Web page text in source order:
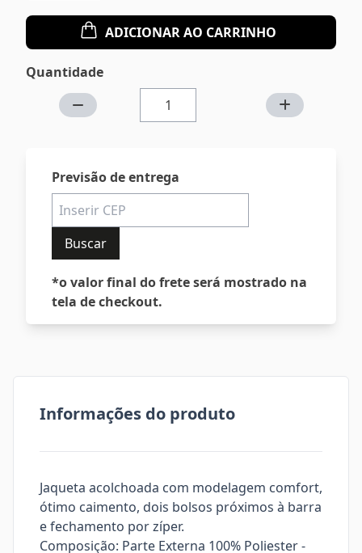
ADICIONAR AO CARRINHO
Quantidade
Previsão de entrega
Buscar
*o valor final do frete será mostrado na
tela de checkout.
Informações do produto
Jaqueta acolchoada com modelagem comfort,
ótimo caimento, dois bolsos próximos à barra
e fechamento por zíper.
Composição: Parte Externa 100% Poliester -